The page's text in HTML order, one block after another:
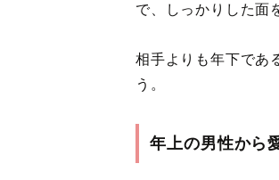
で、しっかりした面
相手よりも年下であ
う。
年上の男性から